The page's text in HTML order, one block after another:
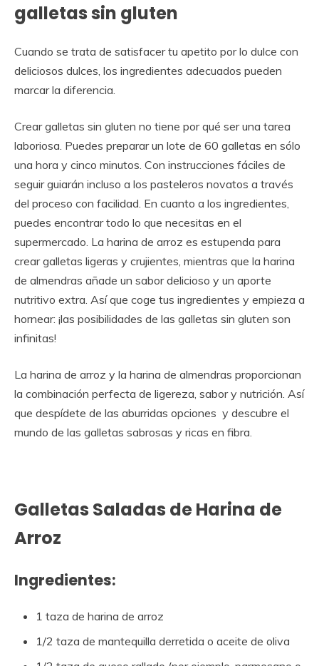
galletas sin gluten
Cuando se trata de satisfacer tu apetito por lo dulce con
deliciosos dulces, los ingredientes adecuados pueden
marcar la diferencia.
Crear galletas sin gluten no tiene por qué ser una tarea
laboriosa. Puedes preparar un lote de 60 galletas en sólo
una hora y cinco minutos. Con instrucciones fáciles de
seguir guiarán incluso a los pasteleros novatos a través
del proceso con facilidad. En cuanto a los ingredientes,
puedes encontrar todo lo que necesitas en el
supermercado. La harina de arroz es estupenda para
crear galletas ligeras y crujientes, mientras que la harina
de almendras añade un sabor delicioso y un aporte
nutritivo extra. Así que coge tus ingredientes y empieza a
hornear: ¡las posibilidades de las galletas sin gluten son
infinitas!
La harina de arroz y la harina de almendras proporcionan
la combinación perfecta de ligereza, sabor y nutrición. Así
que despídete de las aburridas opciones y descubre el
mundo de las galletas sabrosas y ricas en fibra.
Galletas Saladas de Harina de
Arroz
Ingredientes:
1 taza de harina de arroz
1/2 taza de mantequilla derretida o aceite de oliva